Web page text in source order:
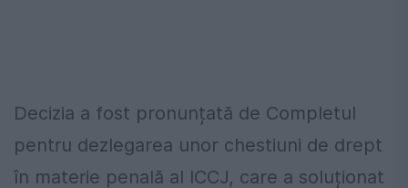
Decizia a fost pronunțată de Completul
pentru dezlegarea unor chestiuni de drept
în materie penală al ICCJ, care a soluționat